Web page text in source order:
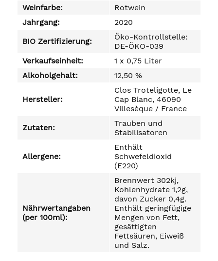
Weinfarbe:
Rotwein
Jahrgang:
2020
BIO Zertifizierung:
Öko-Kontrollstelle:
DE-ÖKO-039
Verkaufseinheit:
1 x 0,75 Liter
Alkoholgehalt:
12,50 %
Hersteller:
Clos Troteligotte, Le
Cap Blanc, 46090
Villesèque / France
Zutaten:
Trauben und
Stabilisatoren
Allergene:
Enthält
Schwefeldioxid
(E220)
Nährwertangaben
(per 100ml):
Brennwert 302kj,
Kohlenhydrate 1,2g,
davon Zucker 0,4g.
Enthält geringfügige
Mengen von Fett,
gesättigten
Fettsäuren, Eiweiß
und Salz.